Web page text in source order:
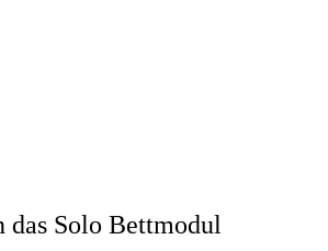
das Solo Bettmodul